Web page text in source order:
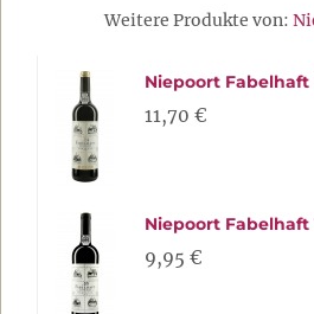
Weitere Produkte von:
Niepoort Fabelhaft
11,70 €
Niepoort
9,95 €